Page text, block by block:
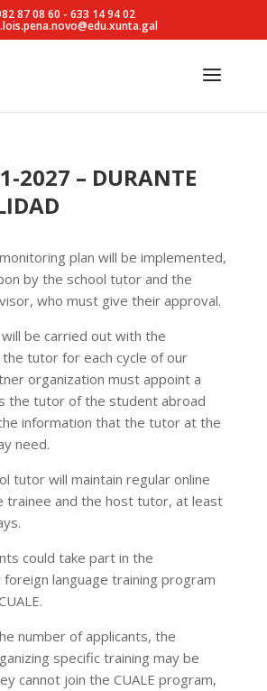
87 08 60 - 633 14 94 02
2027 – DURANTE
plan will be implemented,
by the school tutor and the
who must give their approval.
be carried out with the
tutor for each cycle of our
organization must appoint a
the tutor of the student abroad
information that the tutor at the
need.
tutor will maintain regular online
trainee and the host tutor, at least
could take part in the
language training program
number of applicants, the
specific training may be
cannot join the CUALE program,